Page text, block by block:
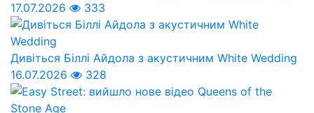
17.07.2026
333
Дивіться Біллі Айдола з акустичним White Wedding
16.07.2026
328